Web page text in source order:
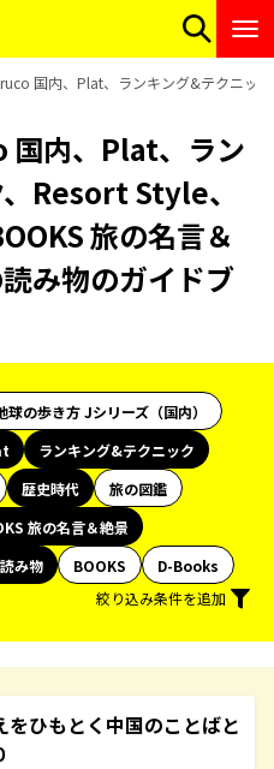
国内、Plat、ランキング&テクニッ
内、Plat、ラン
Resort Style、
旅の名言＆
み物のガイドブ
球の歩き方 Jシリーズ（国内）
ランキング&テクニック
歴史時代
旅の図鑑
旅の名言＆絶景
み物 BOOKS
D-Books
絞り込み条件を追加
をひもとく中国のことばと